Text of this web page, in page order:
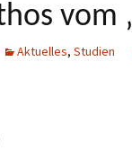
vom
Aktuelles, Studien